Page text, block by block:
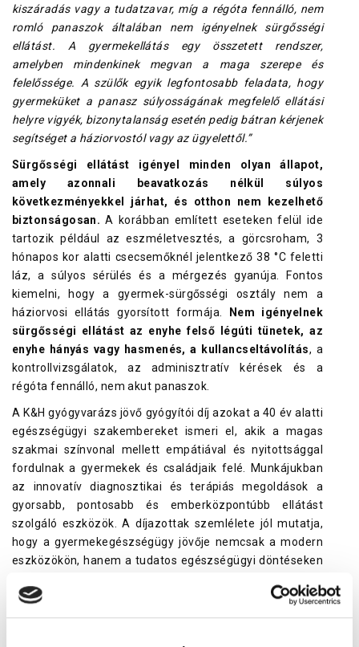
kiszáradás vagy a tudatzavar, míg a régóta fennálló, nem
romló panaszok általában nem igényelnek sürgősségi
ellátást. A gyermekellátás egy összetett rendszer,
amelyben mindenkinek megvan a maga szerepe és
felelőssége. A szülők egyik legfontosabb feladata, hogy
gyermeküket a panasz súlyosságának megfelelő ellátási
helyre vigyék, bizonytalanság esetén pedig bátran kérjenek
segítséget a háziorvostól vagy az ügyelettől.”
Sürgősségi ellátást igényel minden olyan állapot,
amely azonnali beavatkozás nélkül súlyos
következményekkel járhat, és otthon nem kezelhető
biztonságosan. A korábban említett eseteken felül ide
tartozik például az eszméletvesztés, a görcsroham, 3
hónapos kor alatti csecsemőknél jelentkező 38 °C feletti
láz, a súlyos sérülés és a mérgezés gyanúja. Fontos
kiemelni, hogy a gyermek-sürgősségi osztály nem a
háziorvosi ellátás gyorsított formája.
Nem igényelnek
sürgősségi ellátást az enyhe felső légúti tünetek, az
enyhe hányás vagy hasmenés, a kullancseltávolítás, a
kontrollvizsgálatok, az adminisztratív kérések és a
régóta fennálló, nem akut panaszok.
A K&H gyógyvarázs jövő gyógyítói díj azokat a 40 év alatti
egészségügyi szakembereket ismeri el, akik a magas
szakmai színvonal mellett empátiával és nyitottsággal
fordulnak a gyermekek és családjaik felé. Munkájukban
az innovatív diagnosztikai és terápiás megoldások a
gyorsabb, pontosabb és emberközpontúbb ellátást
szolgáló eszközök. A díjazottak szemlélete jól mutatja,
hogy a gyermekegészségügy jövője nemcsak a modern
eszközökön, hanem a tudatos egészségügyi döntéseken
a legsúlyosabb esetek ellátására tudnak koncentrálni.